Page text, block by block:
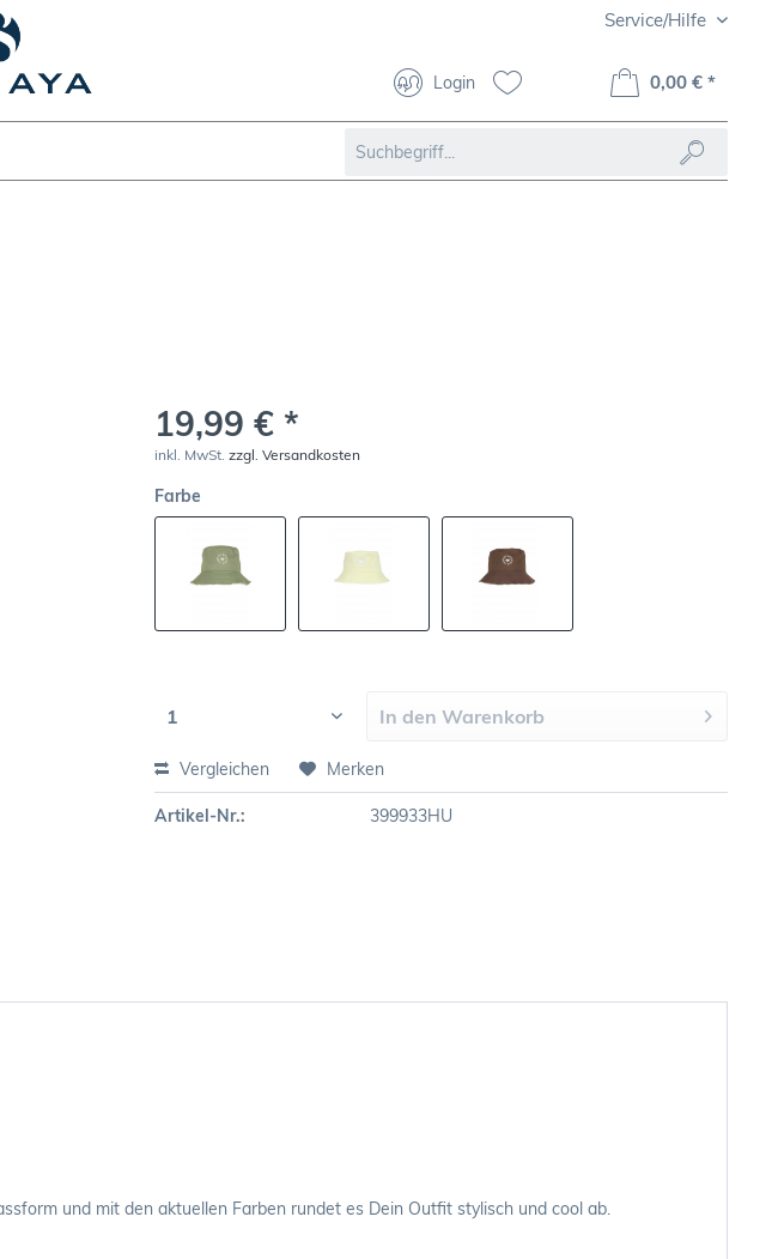
Service/Hilfe
Login 0,00 € *
19,99 € *
inkl. MwSt.zzgl. Versandkosten
Farbe
In den Warenkorb
Vergleichen Merken
Artikel-Nr.: 399933HU
und mit den aktuellen Farben rundet es Dein Outfit stylisch und cool ab.